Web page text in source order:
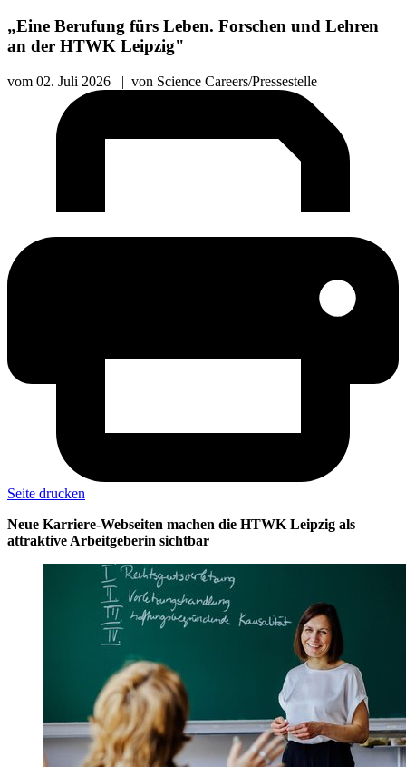
„Eine Berufung fürs Leben. Forschen und Lehren
an der HTWK Leipzig"
vom 02. Juli 2026 | von Science Careers/Pressestelle
Seite drucken
Neue Karriere-Webseiten machen die HTWK Leipzig als
attraktive Arbeitgeberin sichtbar